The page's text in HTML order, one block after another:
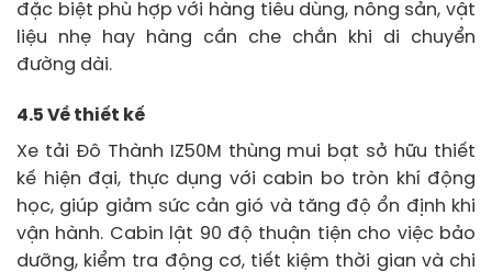
đặc biệt phù hợp với hàng tiêu dùng, nông sản, vật
liệu nhẹ hay hàng cần che chắn khi di chuyển
đường dài.
4.5 Về thiết kế
Xe tải Đô Thành IZ50M thùng mui bạt sở hữu thiết
kế hiện đại, thực dụng với cabin bo tròn khí động
học, giúp giảm sức cản gió và tăng độ ổn định khi
vận hành. Cabin lật 90 độ thuận tiện cho việc bảo
dưỡng, kiểm tra động cơ, tiết kiệm thời gian và chi